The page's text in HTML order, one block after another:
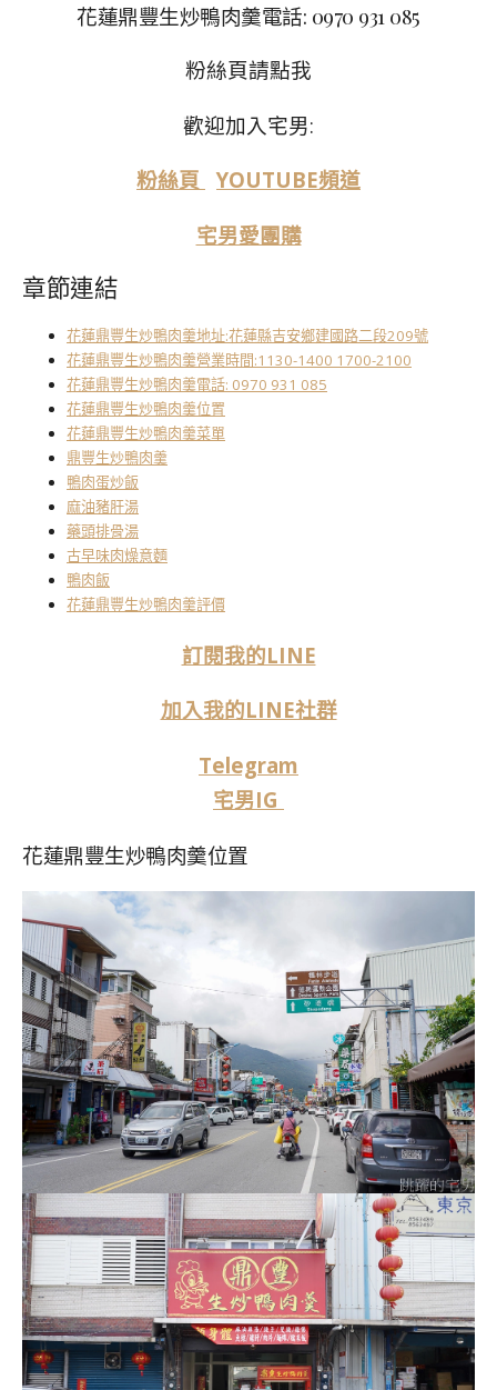
花蓮鼎豐生炒鴨肉羹電話: 0970 931 085
粉絲頁請點我
歡迎加入宅男:
粉絲頁
YOUTUBE頻道
宅男愛團購
章節連結
花蓮鼎豐生炒鴨肉羹地址:花蓮縣吉安鄉建國路二段209號
花蓮鼎豐生炒鴨肉羹營業時間:1130-1400 1700-2100
花蓮鼎豐生炒鴨肉羹電話: 0970 931 085
花蓮鼎豐生炒鴨肉羹位置
花蓮鼎豐生炒鴨肉羹菜單
鼎豐生炒鴨肉羹
鴨肉蛋炒飯
麻油豬肝湯
藥頭排骨湯
古早味肉燥意麵
鴨肉飯
花蓮鼎豐生炒鴨肉羹評價
訂閱我的LINE
加入我的LINE社群
Telegram
宅男IG
花蓮鼎豐生炒鴨肉羹位置